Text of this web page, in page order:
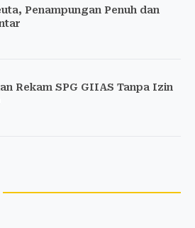
Penampungan Penuh dan
Rekam SPG GIIAS Tanpa Izin